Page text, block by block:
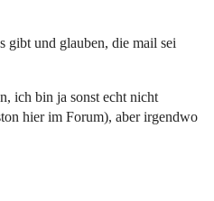
gibt und glauben, die mail sei
ich bin ja sonst echt nicht
hier im Forum), aber irgendwo